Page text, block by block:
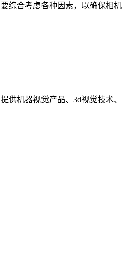
综合考虑各种因素，以确保相机
供机器视觉产品、3d视觉技术、